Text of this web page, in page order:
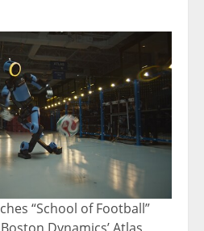
“School of Football”